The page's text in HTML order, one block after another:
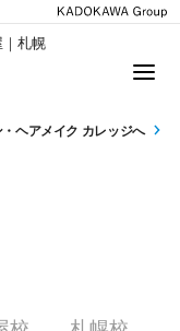
札幌
ヘアメイク カレッジへ